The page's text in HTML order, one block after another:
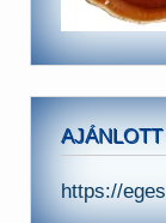
https://